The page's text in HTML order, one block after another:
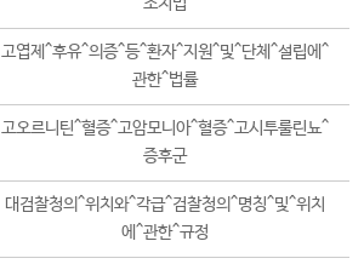
고엽제^후유^의증^등^환자^지원^및^단체^설립에^
관한^법률
고오르니틴^혈증^고암모니아^혈증^고시투룰린뇨^
증후군
대검찰청의^위치와^각급^검찰청의^명칭^및^위치
에^관한^규정